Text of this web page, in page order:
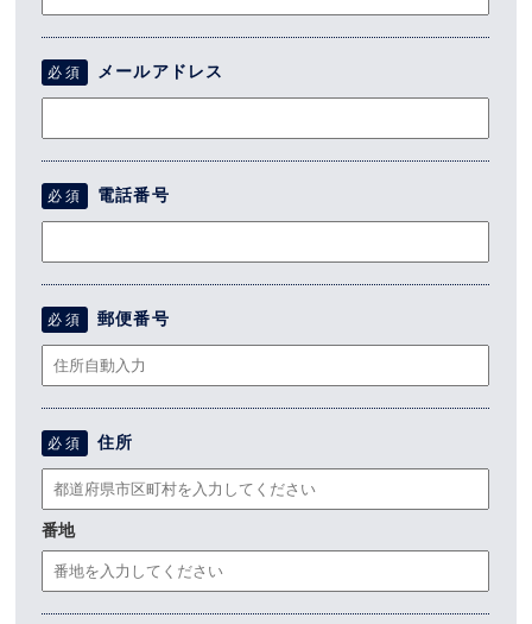
必須 メールアドレス
必須 電話番号
必須 郵便番号
必須 住所
番地